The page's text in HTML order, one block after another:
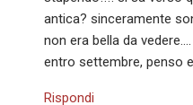
antica? sinceramente
non era bella da
entro settembre, penso
Rispondi